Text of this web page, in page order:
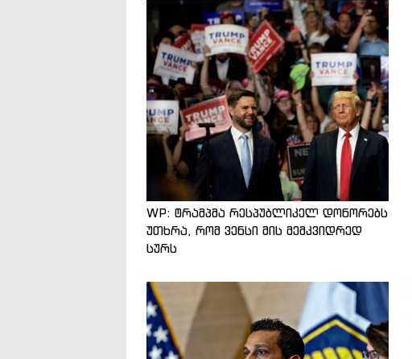
WP: ტრამპმა რესპუბლიკელ დონორებს
უთხრა, რომ ვენსი მის მემკვიდრედ
სურს